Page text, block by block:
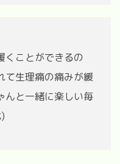
くことができるの
て生理痛の痛みが緩
んと一緒に楽しい毎